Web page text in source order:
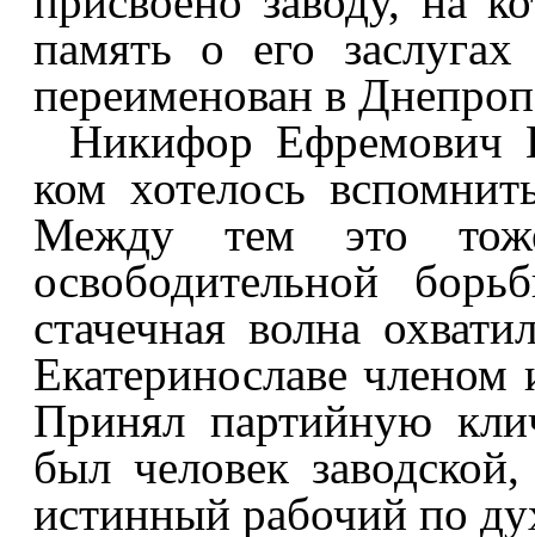
память о его
переименован в
Никифор Ефремович
ком хотелось
Между тем это
освободительной
стачечная волна
Екатеринославе
Принял партийную
был человек
истинный рабочий по